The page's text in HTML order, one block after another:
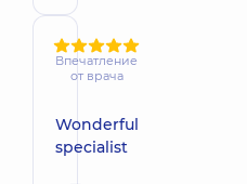
Впечатление
от врача
Wonderful
specialist